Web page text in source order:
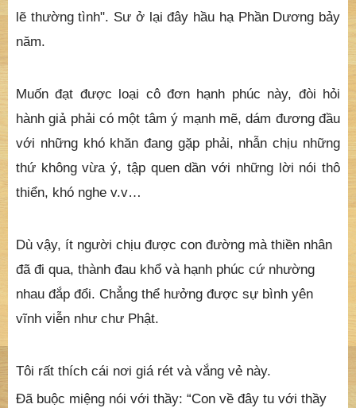
lẽ thường tình". Sư ở lại đây hầu hạ Phần Dương bảy
năm.
Muốn đạt được loại cô đơn hạnh phúc này, đòi hỏi
hành giả phải có một tâm ý mạnh mẽ, dám đương đầu
với những khó khăn đang gặp phải, nhẫn chịu những
thứ không vừa ý, tập quen dần với những lời nói thô
thiển, khó nghe v.v…
Dù vậy, ít người chịu được con đường mà thiền nhân
đã đi qua, thành đau khổ và hạnh phúc cứ nhường
nhau đắp đổi. Chẳng thể hưởng được sự bình yên
vĩnh viễn như chư Phật.
Tôi rất thích cái nơi giá rét và vắng vẻ này.
Đã buộc miệng nói với thầy: “Con về đây tu với thầy